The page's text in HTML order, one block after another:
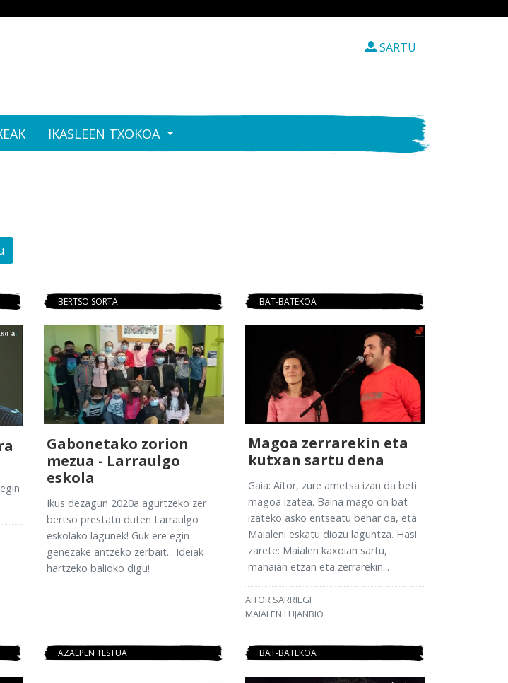
SARTU
IKASLEEN TXOKOA
BERTSO SORTA
Gabonetako zorion
mezua - Larraulgo
eskola
Ikus dezagun 2020a agurtzeko zer
bertso prestatu duten Larraulgo
eskolako lagunek! Guk ere egin
genezake antzeko zerbait... Ideiak
hartzeko balioko digu!
BAT-BATEKOA
Magoa zerrarekin eta
kutxan sartu dena
Gaia: Aitor, zure ametsa izan da beti
magoa izatea. Baina mago on bat
izateko asko entseatu behar da, eta
Maialeni eskatu diozu laguntza. Hasi
zarete: Maialen kaxoian sartu,
mahaian etzan eta zerrarekin...
AITOR SARRIEGI
MAIALEN LUJANBIO
AZALPEN TESTUA BAT-BATEKOA